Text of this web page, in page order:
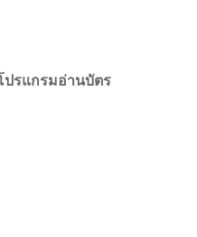
ปรแกรมอ่านบัตร